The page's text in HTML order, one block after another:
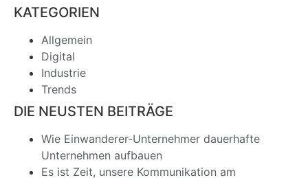
KATEGORIEN
Allgemein
Digital
Industrie
Trends
DIE NEUSTEN BEITRÄGE
Wie Einwanderer-Unternehmer dauerhafte
Unternehmen aufbauen
Es ist Zeit, unsere Kommunikation am